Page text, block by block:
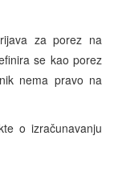
za porez na
se kao porez
nema pravo na
o izračunavanju